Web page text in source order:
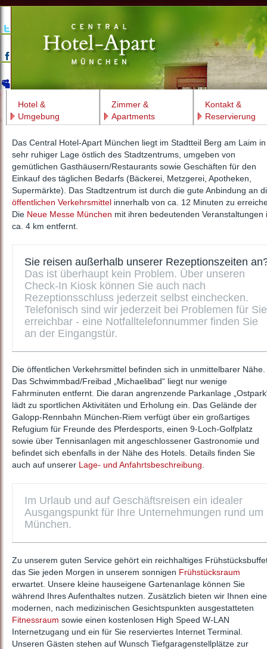
Hotel &
Umgebung
Zimmer &
Apartments
Kontakt &
Reservierung
Das Central Hotel-Apart München liegt im Stadtteil Berg am Laim in
sehr ruhiger Lage östlich des Stadtzentrums, umgeben von
gemütlichen Gasthäusern/Restaurants sowie Geschäften für den
Einkauf des täglichen Bedarfs (Bäckerei, Metzgerei, Apotheken,
Supermärkte). Das Stadtzentrum ist durch die gute Anbindung an
öffentlichen Verkehrsmittel innerhalb von ca. 12 Minuten zu
Die Neue Messe München mit ihren bedeutenden Veranstaltungen
ca. 4 km entfernt.
Sie reisen außerhalb unserer Rezeptionszeiten
Das ist überhaupt kein Problem. Über unseren
Check-In Kiosk können Sie auch nach
Rezeptionsschluss jederzeit selbst einchecken.
Telefonisch sind wir jederzeit bei Problemen für Sie
erreichbar - eine Notfalltelefonnummer finden Sie
an der Eingangstür.
Die öffentlichen Verkehrsmittel befinden sich in unmittelbarer Nähe.
Das Schwimmbad/Freibad „Michaelibad“ liegt nur wenige
Fahrminuten entfernt. Die daran angrenzende Parkanlage
lädt zu sportlichen Aktivitäten und Erholung ein. Das Gelände der
Galopp-Rennbahn München-Riem verfügt über ein großartiges
Refugium für Freunde des Pferdesports, einen 9-Loch-Golfplatz
sowie über Tennisanlagen mit angeschlossener Gastronomie und
befindet sich ebenfalls in der Nähe des Hotels. Details finden Sie
auch auf unserer Lage- und Anfahrtsbeschreibung.
Im Urlaub und auf Geschäftsreisen ein idealer
Ausgangspunkt für Ihre Unternehmungen rund um
München.
Zu unserem guten Service gehört ein reichhaltiges
das Sie jeden Morgen in unserem sonnigen Frühstücksraum
erwartet. Unsere kleine hauseigene Gartenanlage können Sie
während Ihres Aufenthaltes nutzen. Zusätzlich bieten wir Ihnen
modernen, nach medizinischen Gesichtspunkten ausgestatteten
Fitnessraum sowie einen kostenlosen High Speed W-LAN
Internetzugang und ein für Sie reserviertes Internet Terminal.
Unseren Gästen stehen auf Wunsch Tiefgaragenstellplätze zur